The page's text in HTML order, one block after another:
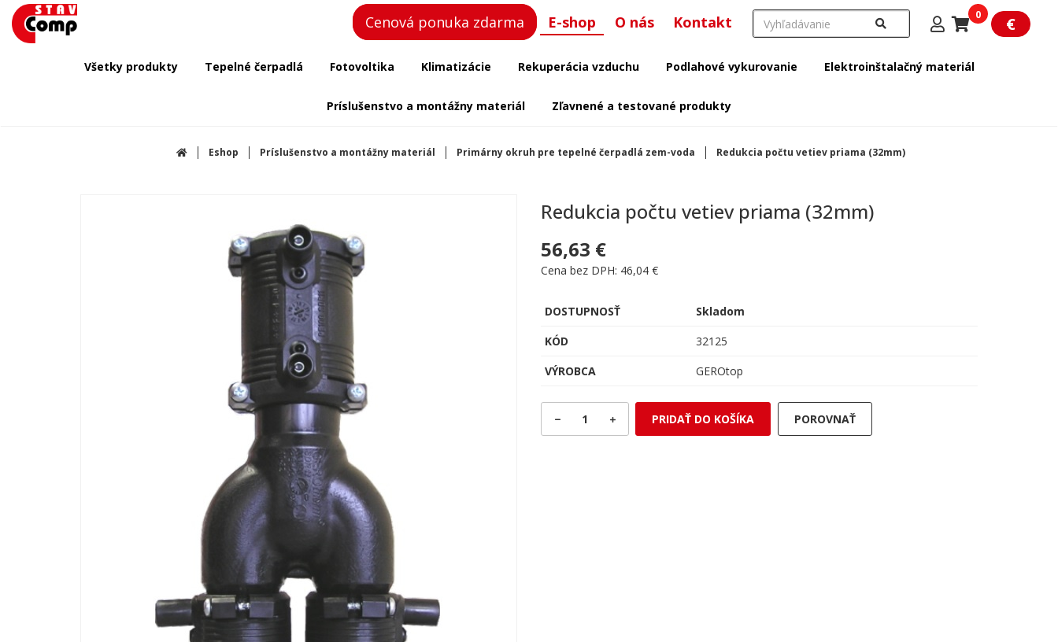
Cenová ponuka zdarma E-shop O nás Kontakt 0 €
Všetky produkty Tepelné čerpadlá Fotovoltika Klimatizácie Rekuperácia vzduchu Podlahové vykurovanie Elektroinštalačný materiál
Príslušenstvo a montážny materiál Zľavnené a testované produkty
Eshop Príslušenstvo a montážny materiál Primárny okruh pre tepelné čerpadlá zem-voda Redukcia počtu vetiev priama (32mm)
Redukcia počtu vetiev priama (32mm)
56,63 €
Cena bez DPH: 46,04 €
DOSTUPNOSŤ
Skladom
KÓD
32125
VÝROBCA
GEROtop
1 PRIDAŤ DO KOŠÍKA POROVNAŤ